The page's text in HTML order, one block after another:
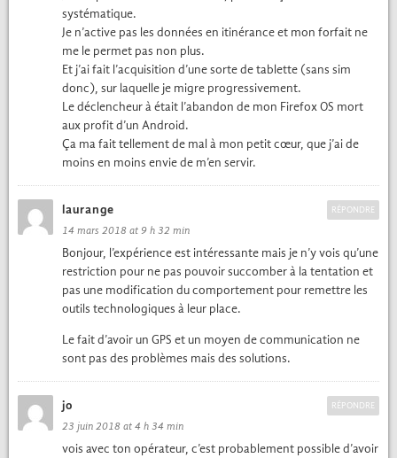
sys­té­ma­tique.
Je n’active pas les don­nées en itinérance et mon for­fait ne
me le per­met pas non plus.
Et j’ai fait l’acquisition d’une sorte de tablette (sans sim
donc), sur laque­lle je migre pro­gres­sive­ment.
Le déclencheur à était l’abandon de mon Fire­fox OS mort
aux prof­it d’un Android.
Ça ma fait telle­ment de mal à mon petit cœur, que j’ai de
moins en moins envie de m’en servir.
laurange
14 mars 2018 at 9 h 32 min
Bon­jour, l’expérience est intéres­sante mais je n’y vois qu’une
restric­tion pour ne pas pou­voir suc­comber à la ten­ta­tion et
pas une mod­i­fi­ca­tion du com­porte­ment pour remet­tre les
out­ils tech­nologiques à leur place.
Le fait d’avoir un GPS et un moyen de com­mu­ni­ca­tion ne
sont pas des prob­lèmes mais des solu­tions.
RÉPONDRE
jo
23 juin 2018 at 4 h 34 min
vois avec ton opéra­teur, c’est prob­a­ble­ment pos­si­ble d’avoir
RÉPONDRE